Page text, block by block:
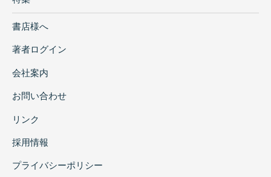
書店様へ
著者ログイン
会社案内
お問い合わせ
リンク
採用情報
プライバシーポリシー